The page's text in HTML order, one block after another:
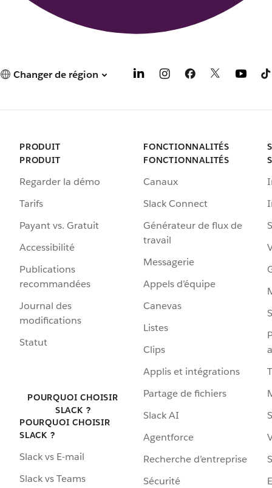
Changer de région
PRODUIT
PRODUIT
Regarder la démo
Tarifs
Payant vs. Gratuit
Accessibilité
Publications
recommandées
Journal des
modifications
Statut
POURQUOI CHOISIR
SLACK ?
POURQUOI CHOISIR
SLACK ?
Slack vs E-mail
Slack vs Teams
FONCTIONNALITÉS
FONCTIONNALITÉS
Canaux
Slack Connect
Générateur de flux de
travail
Messagerie
Appels d’équipe
Canevas
Listes
Clips
Applis et intégrations
Partage de fichiers
Slack AI
Agentforce
Recherche d’entreprise
Sécurité